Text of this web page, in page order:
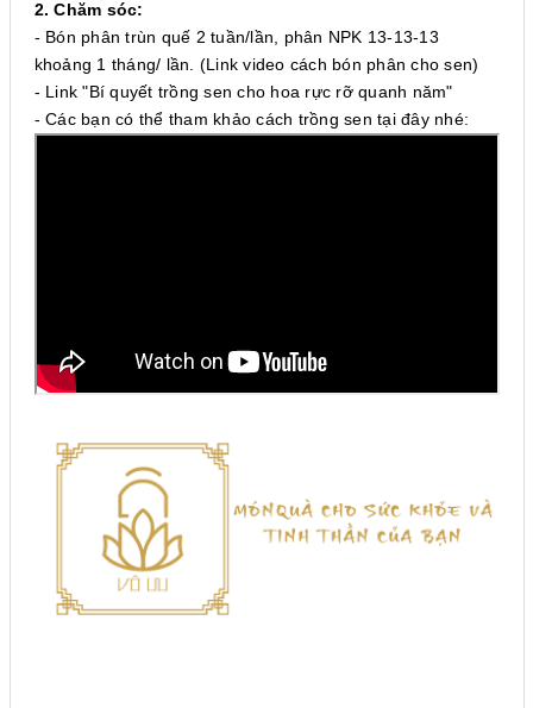
2. Chăm sóc:
- Bón phân trùn quế 2 tuần/lần, phân NPK 13-13-13
khoảng 1 tháng/ lần. (Link video cách bón phân cho sen)
- Link"Bí quyết trồng sen cho hoa rực rỡ quanh năm"
- Các bạn có thể tham khảo cách trồng sen tại đây nhé: